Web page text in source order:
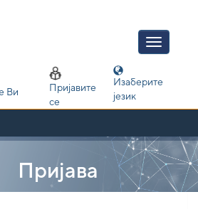
Ви
Пријавите
се
Изаберите
језик
Пријава